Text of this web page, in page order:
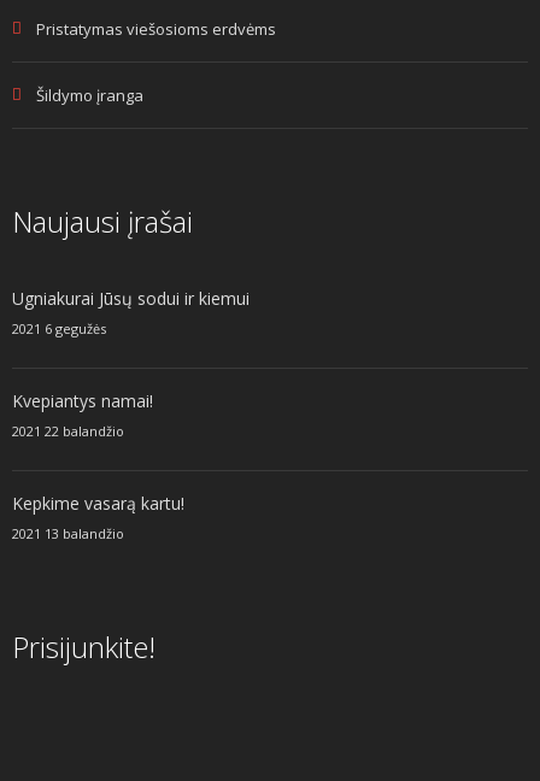
Pristatymas viešosioms erdvėms
Šildymo įranga
Naujausi įrašai
Ugniakurai Jūsų sodui ir kiemui
2021 6 gegužės
Kvepiantys namai!
2021 22 balandžio
Kepkime vasarą kartu!
2021 13 balandžio
Prisijunkite!